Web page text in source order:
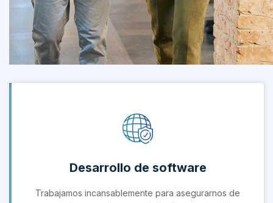
Desarrollo de software
Trabajamos incansablemente para asegurarnos de